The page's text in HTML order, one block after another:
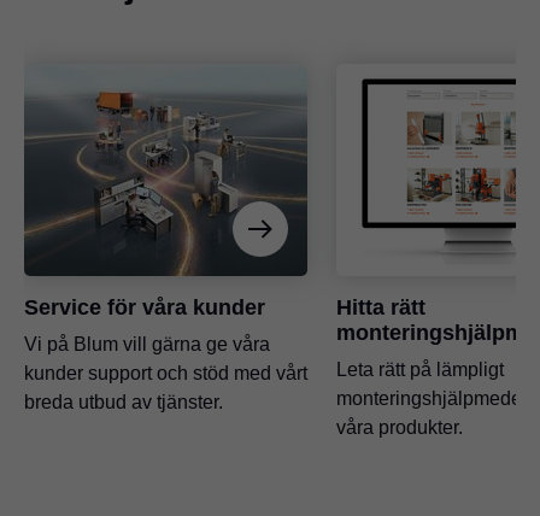
Service för våra kunder
Vi på Blum vill gärna ge våra
kunder support och stöd med vårt
breda utbud av tjänster.
Hitta rätt
Leta rätt på lämpligt
monteringshjälpmedel
våra produkter.